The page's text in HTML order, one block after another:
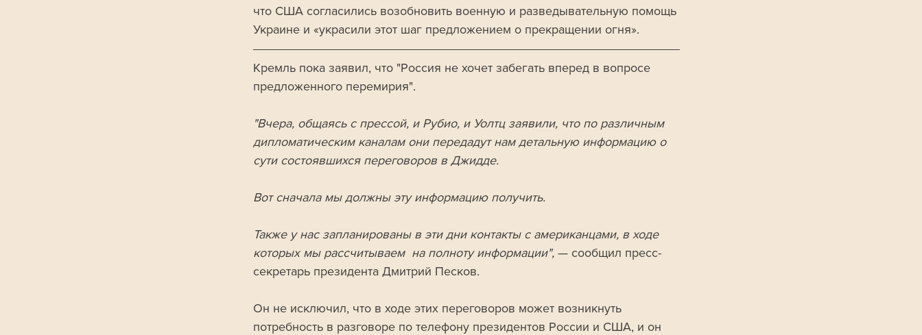
что США согласились возобновить военную и разведывательную помощь
Украине и «украсили этот шаг предложением о прекращении огня».
Кремль пока заявил, что "Россия не хочет забегать вперед в вопросе
предложенного перемирия".
"Вчера, общаясь с прессой, и Рубио, и Уолтц заявили, что по различным
дипломатическим каналам они передадут нам детальную информацию о
сути состоявшихся переговоров в Джидде.
Вот сначала мы должны эту информацию получить.
Также у нас запланированы в эти дни контакты с американцами, в ходе
которых мы рассчитываем  на полноту информации", — сообщил пресс-
секретарь президента Дмитрий Песков.
Он не исключил, что в ходе этих переговоров может возникнуть
потребность в разговоре по телефону президентов России и США, и он